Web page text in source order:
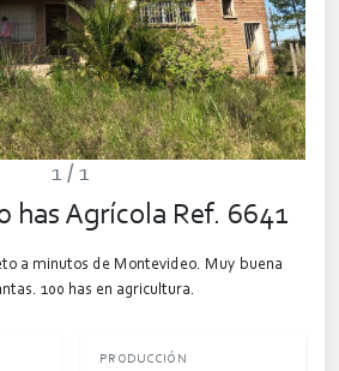
1 / 1
has Agrícola Ref. 6641
a minutos de Montevideo. Muy buena
100 has en agricultura.
PRODUCCIÓN